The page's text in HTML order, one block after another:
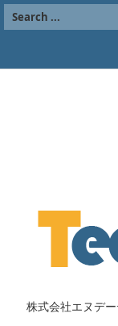
株式会社エヌデ